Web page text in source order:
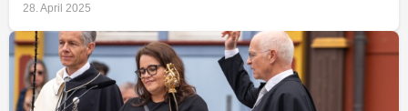
28. April 2025